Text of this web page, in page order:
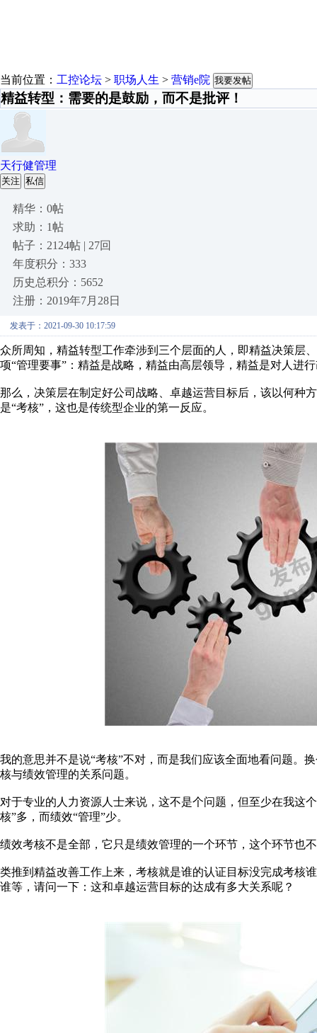
当前位置： 工控论坛 > 职场人生 > 营销e院 我要发帖
精益转型：需要的是鼓励，而不是批评！
天行健管理
关注 私信
精华：0帖
求助：1帖
帖子：2124帖 | 27回
年度积分：333
历史总积分：5652
注册：2019年7月28日
发表于：2021-09-30 10:17:59
众所周知，精益转型工作牵涉到三个层面的人，即精益决策层
项“管理要事”：精益是战略，精益由高层领导，精益是对人进
那么，决策层在制定好公司战略、卓越运营目标后，该以何种
是“考核”，这也是传统型企业的第一反应。
我的意思并不是说“考核”不对，而是我们应该全面地看问题。
核与绩效管理的关系问题。
对于专业的人力资源人士来说，这不是个问题，但至少在我这
核”多，而绩效“管理”少。
绩效考核不是全部，它只是绩效管理的一个环节，这个环节也
类推到精益改善工作上来，考核就是谁的认证目标没完成考核
谁等，请问一下：这和卓越运营目标的达成有多大关系呢？